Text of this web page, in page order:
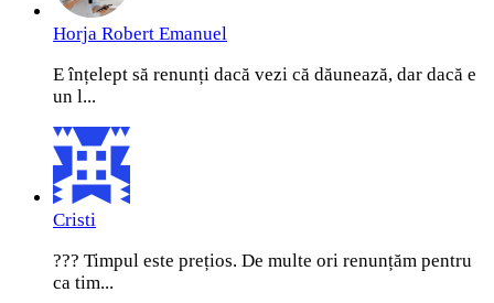
Horja Robert Emanuel
E înțelept să renunți dacă vezi că dăunează, dar dacă e
un l...
Cristi
??? Timpul este prețios. De multe ori renunțăm pentru
ca tim...